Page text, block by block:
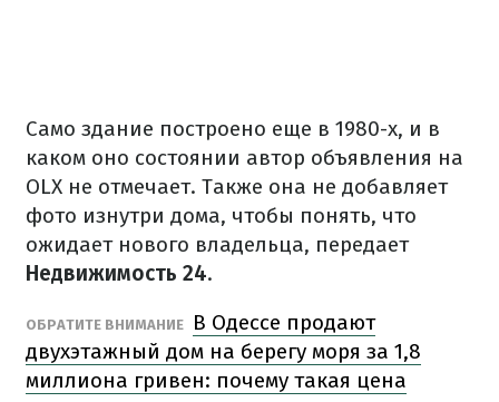
Само здание построено еще в 1980-х, и в
каком оно состоянии автор объявления на
OLX не отмечает. Также она не добавляет
фото изнутри дома, чтобы понять, что
ожидает нового владельца, передает
Недвижимость 24.
ОБРАТИТЕ ВНИМАНИЕ
В Одессе продают
двухэтажный дом на берегу моря за 1,8
миллиона гривен: почему такая цена